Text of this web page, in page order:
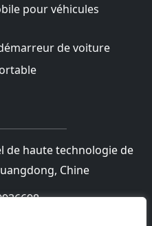
pour véhicules
de voiture
de haute technologie de
Chine